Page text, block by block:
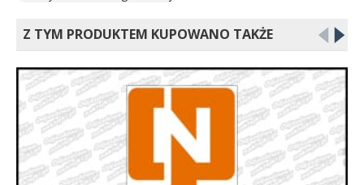
Z TYM PRODUKTEM KUPOWANO TAKŻE